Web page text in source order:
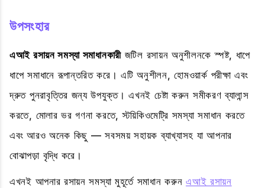
উপসংহার
এআই রসায়ন সমস্যা সমাধানকারী জটিল রসায়ন অনুশীলনকে স্পষ্ট, ধাপে
ধাপে সমাধানে রূপান্তরিত করে। এটি অনুশীলন, হোমওয়ার্ক পরীক্ষা এবং
দ্রুত পুনরাবৃত্তির জন্য উপযুক্ত। এখনই চেষ্টা করুন সমীকরণ ব্যালান্স
করতে, মোলার ভর গণনা করতে, স্টয়িকিওমেট্রি সমস্যা সমাধান করতে
এবং আরও অনেক কিছু — সবসময় সহায়ক ব্যাখ্যাসহ যা আপনার
বোঝাপড়া বৃদ্ধি করে।
এখনই আপনার রসায়ন সমস্যা মুহূর্তে সমাধান করুনএআই রসায়ন